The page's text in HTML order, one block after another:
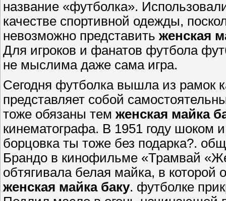
название «футболка».
качестве спортивной одежды,
невозможно представить женская
Для игроков и фанатов футбола
не мыслима даже сама игра.
Сегодня футболка вышла из рамок
представляет собой
тоже обязаны тем женская майка
кинематографа. В 1951 году шоком
борцовка ты тоже без подарка?.
Брандо в кинофильме «Трамвай
обтягивала белая майка, в
женская майка баку. футболке